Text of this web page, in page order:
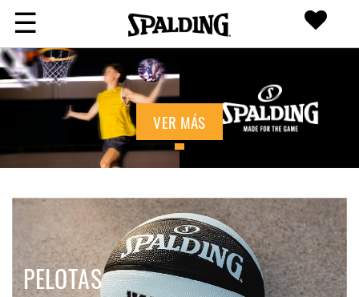
☰
VER MÁS
PELOTAS